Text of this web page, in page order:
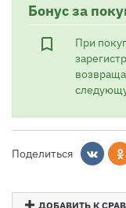
Бонус за
bookmark_border
При
Поделиться
ДОБАВИТЬ К